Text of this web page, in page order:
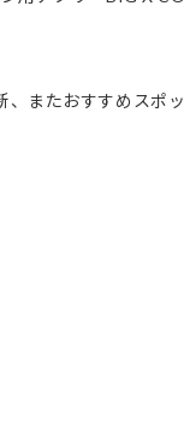
またおすすめスポ